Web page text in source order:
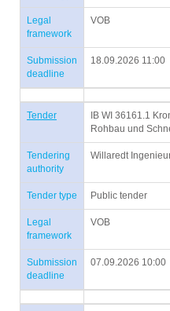
Legal
framework
VOB
Submission
deadline
18.09.2026 11:00
Tender
IB WI 36161.1
Rohbau und
Tendering
authority
Willaredt
Tender type Public tender
Legal
framework
VOB
Submission
deadline
07.09.2026 10:00